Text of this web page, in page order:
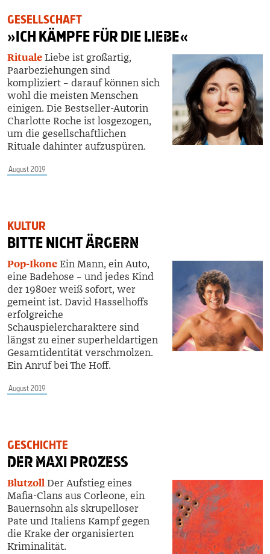
GESELLSCHAFT
»ICH KÄMPFE FÜR DIELIEBE«
RitualeLiebe ist großartig,
Paarbeziehungen sind
kompliziert – darauf können sich
wohl die meisten Menschen
einigen. Die Bestseller-Autorin
Charlotte Roche ist losgezogen,
um die gesellschaftlichen
Rituale dahinter aufzuspüren.
August 2019
KULTUR
BITTE NICHTÄRGERN
Pop-IkoneEin Mann, ein Auto,
eine Badehose – und jedes Kind
der 1980er weiß sofort, wer
gemeint ist. David Hasselhoffs
erfolgreiche
Schauspielercharaktere sind
längst zu einer superheldartigen
Gesamtidentität verschmolzen.
Ein Anruf bei The Hoff.
August 2019
GESCHICHTE
DER MAXI PROZESS
BlutzollDer Aufstieg eines
Mafia-Clans aus Corleone, ein
Bauernsohn als skrupelloser
Pate und Italiens Kampf gegen
die Krake der organisierten
Kriminalität.